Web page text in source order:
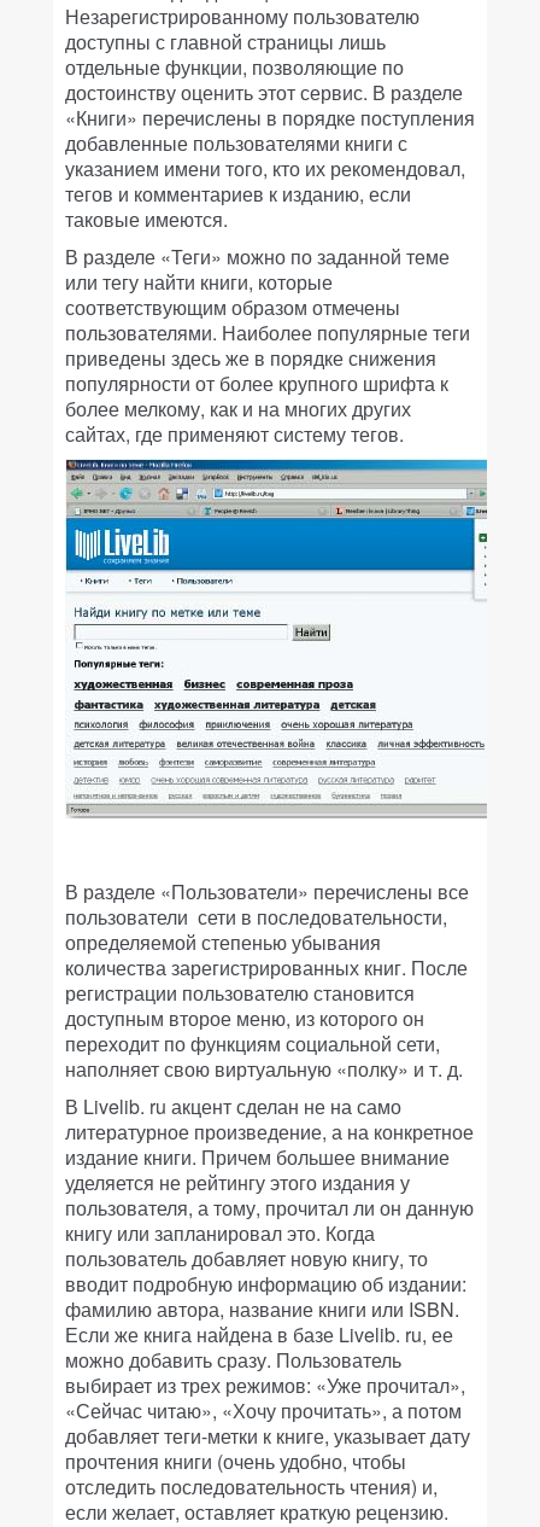
Незарегистрированному пользователю
доступны с главной страницы лишь
отдельные функции, позволяющие по
достоинству оценить этот сервис. В разделе
«Книги» перечислены в порядке поступления
добавленные пользователями книги с
указанием имени того, кто их рекомендовал,
тегов и комментариев к изданию, если
таковые имеются.
В разделе «Теги» можно по заданной теме
или тегу найти книги, которые
соответствующим образом отмечены
пользователями. Наиболее популярные теги
приведены здесь же в порядке снижения
популярности от более крупного шрифта к
более мелкому, как и на многих других
сайтах, где применяют систему тегов.
В разделе «Пользователи» перечислены все
пользователи сети в последовательности,
определяемой степенью убывания
количества зарегистрированных книг. После
регистрации пользователю становится
доступным второе меню, из которого он
переходит по функциям социальной сети,
наполняет свою виртуальную «полку» и т. д.
В Livelib. ru акцент сделан не на само
литературное произведение, а на конкретное
издание книги. Причем большее внимание
уделяется не рейтингу этого издания у
пользователя, а тому, прочитал ли он данную
книгу или запланировал это. Когда
пользователь добавляет новую книгу, то
вводит подробную информацию об издании:
фамилию автора, название книги или ISBN.
Если же книга найдена в базе Livelib. ru, ее
можно добавить сразу. Пользователь
выбирает из трех режимов: «Уже прочитал»,
«Сейчас читаю», «Хочу прочитать», а потом
добавляет теги-метки к книге, указывает дату
прочтения книги (очень удобно, чтобы
отследить последовательность чтения) и,
если желает, оставляет краткую рецензию.